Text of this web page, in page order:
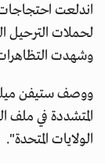
اندلعت
لحملات الترحيل
وشهدت
ووصف ستيفن
المتشددة في ملف
الولايات المتحدة".